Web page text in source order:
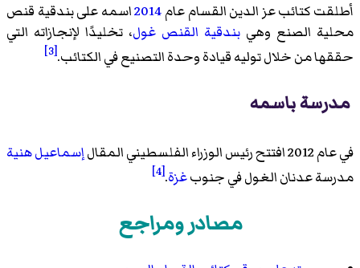
أطلقت كتائب عز الدين القسام عام2014اسمه على بندقية قنص
محلية الصنع وهي بندقية القنص غول، تخليدًا لإنجازاته التي
حققها من خلال توليه قيادة وحدة التصنيع في الكتائب.[3]
مدرسة باسمه
في عام 2012 افتتح رئيس الوزراء الفلسطيني المقال
إسماعيل هنية
مدرسة عدنان الغول في جنوبغزة.
[4]
مصادر ومراجع